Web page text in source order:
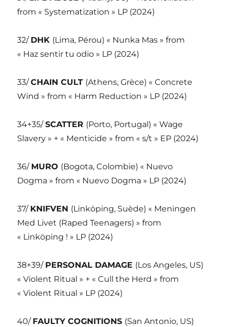
from « Systematization » LP (2024)
32/ DHK (Lima, Pérou) « Nunka Mas » from
« Haz sentir tu odio » LP (2024)
33/CHAIN CULT (Athens, Grèce) « Concrete
Wind » from « Harm Reduction » LP (2024)
34+35/SCATTER (Porto, Portugal) « Wage
Slavery » + « Menticide » from « s/t » EP (2024)
36/ MURO (Bogota, Colombie) « Nuevo
Dogma » from « Nuevo Dogma » LP (2024)
37/ KNIFVEN (Linköping, Suède) « Meningen
Med Livet (Raped Teenagers) » from
« Linköping ! » LP (2024)
38+39/ PERSONAL DAMAGE (Los Angeles, US)
« Violent Ritual » + « Cull the Herd » from
« Violent Ritual » LP (2024)
40/ FAULTY COGNITIONS (San Antonio, US)